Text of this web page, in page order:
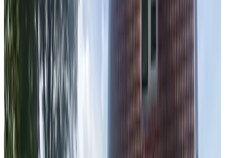
Boat & Breakfast Jantina
Amsterdam
9.6